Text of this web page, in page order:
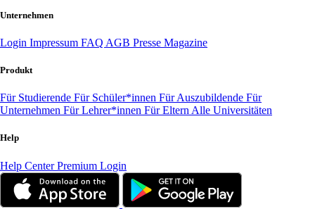
Unternehmen
Login Impressum FAQ AGB Presse Magazine
Produkt
Für Studierende Für Schüler*innen Für Auszubildende Für
Unternehmen Für Lehrer*innen Für Eltern Alle Universitäten
Help
Help CenterPremium Login